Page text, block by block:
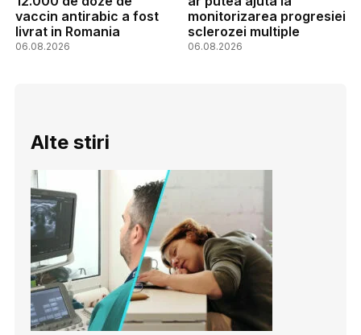
vaccin antirabic a fost
livrat in Romania
06.08.2026
monitorizarea progresiei
sclerozei multiple
06.08.2026
Alte stiri